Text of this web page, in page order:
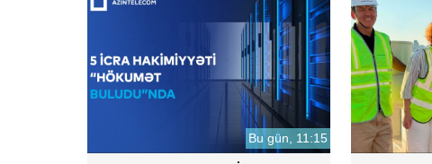
Bu gün, 11:15